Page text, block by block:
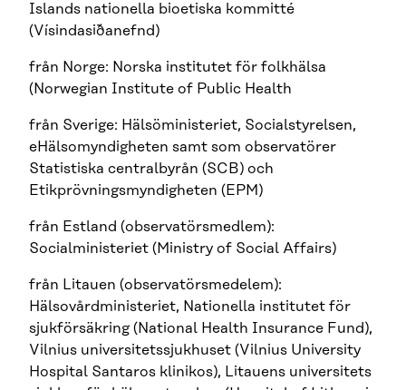
Islands nationella bioetiska kommitté
(Vísindasiðanefnd)
från Norge: Norska institutet för folkhälsa
(Norwegian Institute of Public Health
från Sverige: Hälsöministeriet, Socialstyrelsen,
eHälsomyndigheten samt som observatörer
Statistiska centralbyrån (SCB) och
Etikprövningsmyndigheten (EPM)
från Estland (observatörsmedlem):
Socialministeriet (Ministry of Social Affairs)
från Litauen (observatörsmedelem):
Hälsovårdministeriet, Nationella institutet för
sjukförsäkring (National Health Insurance Fund),
Vilnius universitetssjukhuset (Vilnius University
Hospital Santaros klinikos), Litauens universitets